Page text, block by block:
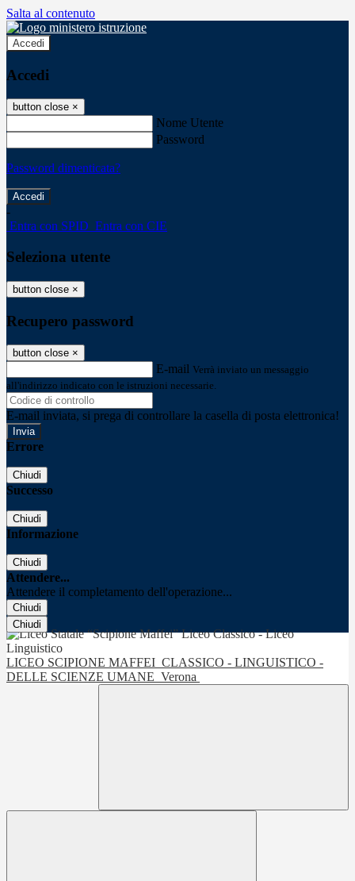
Salta al contenuto
Accedi
Accedi
button close ×
Nome Utente
Password
Password dimenticata?
-
Entra con SPID Entra con CIE
Seleziona utente
button close ×
Recupero password
button close ×
E-mail Verrà inviato un messaggio
all'indirizzo indicato con le istruzioni necessarie.
E-mail inviata, si prega di controllare la casella di posta elettronica!
Errore
Chiudi
Successo
Chiudi
Informazione
Chiudi
Attendere...
Attendere il completamento dell'operazione...
Chiudi
Chiudi
LICEO SCIPIONE MAFFEI CLASSICO - LINGUISTICO -
DELLE SCIENZE UMANE Verona